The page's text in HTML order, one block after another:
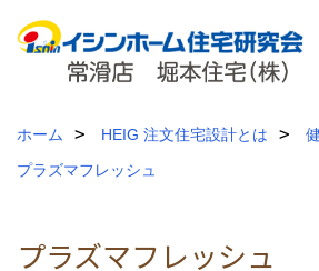
ホーム HEIG 注文住宅設計とは
プラズマフレッシュ
プラズマフレッシュ